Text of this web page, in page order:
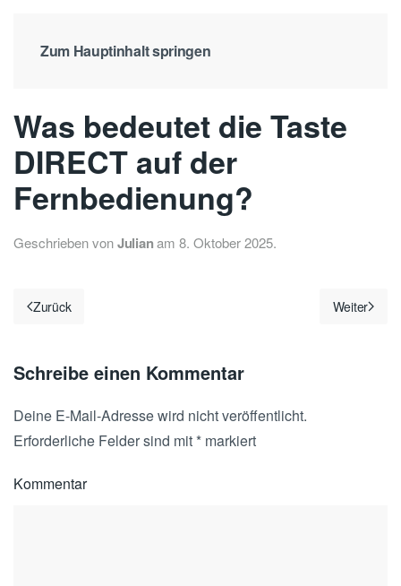
Zum Hauptinhalt springen
Was bedeutet die Taste
DIRECT auf der
Fernbedienung?
Geschrieben vonJulianam8. Oktober 2025.
Zurück Weiter
Schreibe einen Kommentar
Deine E-Mail-Adresse wird nicht veröffentlicht.
Erforderliche Felder sind mit * markiert
Kommentar